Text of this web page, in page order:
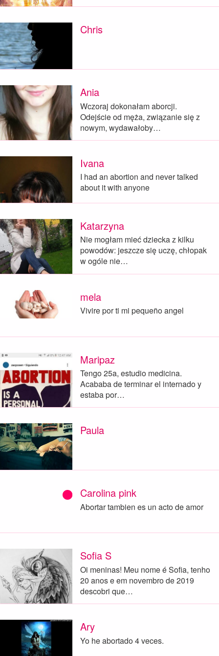
Chris
Ania
Wczoraj dokonałam aborcji.
Odejście od męża, związanie się z
nowym, wydawałoby…
Ivana
I had an abortion and never talked
about it with anyone
Katarzyna
Nie mogłam mieć dziecka z kilku
powodów: jeszcze się uczę, chłopak
w ogóle nie…
mela
Vivire por ti mi pequeño angel
Maripaz
Tengo 25a, estudio medicina.
Acababa de terminar el internado y
estaba por…
Paula
Carolina pink
Abortar tambien es un acto de amor
Sofia S
Oi meninas! Meu nome é Sofia, tenho
20 anos e em novembro de 2019
descobri que…
Ary
Yo he abortado 4 veces.